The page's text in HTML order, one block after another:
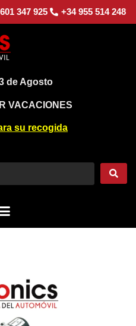
347 925 +34 955 514 248
de Agosto
VACACIONES
su recogida